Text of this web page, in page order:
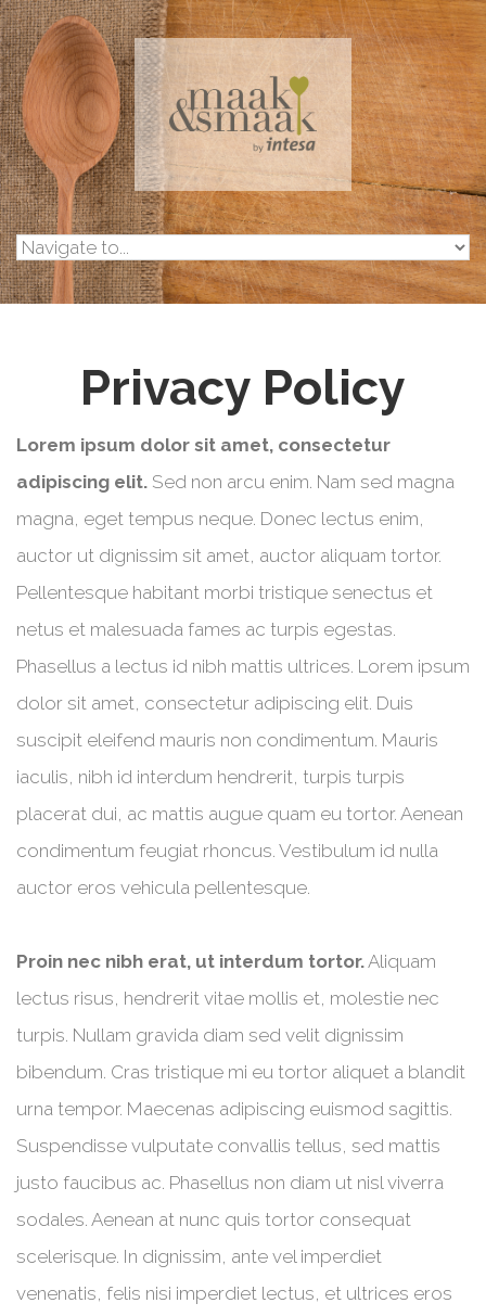
Skip to navigation
Overslaan en naar de inhoud gaan
Privacy Policy
Lorem ipsum dolor sit amet, consectetur
adipiscing elit. Sed non arcu enim. Nam sed magna
magna, eget tempus neque. Donec lectus enim,
auctor ut dignissim sit amet, auctor aliquam tortor.
Pellentesque habitant morbi tristique senectus et
netus et malesuada fames ac turpis egestas.
Phasellus a lectus id nibh mattis ultrices. Lorem ipsum
dolor sit amet, consectetur adipiscing elit. Duis
suscipit eleifend mauris non condimentum. Mauris
iaculis, nibh id interdum hendrerit, turpis turpis
placerat dui, ac mattis augue quam eu tortor. Aenean
condimentum feugiat rhoncus. Vestibulum id nulla
auctor eros vehicula pellentesque.
Proin nec nibh erat, ut interdum tortor.Aliquam
lectus risus, hendrerit vitae mollis et, molestie nec
turpis. Nullam gravida diam sed velit dignissim
bibendum. Cras tristique mi eu tortor aliquet a blandit
urna tempor. Maecenas adipiscing euismod sagittis.
Suspendisse vulputate convallis tellus, sed mattis
justo faucibus ac. Phasellus non diam ut nisl viverra
sodales. Aenean at nunc quis tortor consequat
scelerisque. In dignissim, ante vel imperdiet
venenatis, felis nisi imperdiet lectus, et ultrices eros